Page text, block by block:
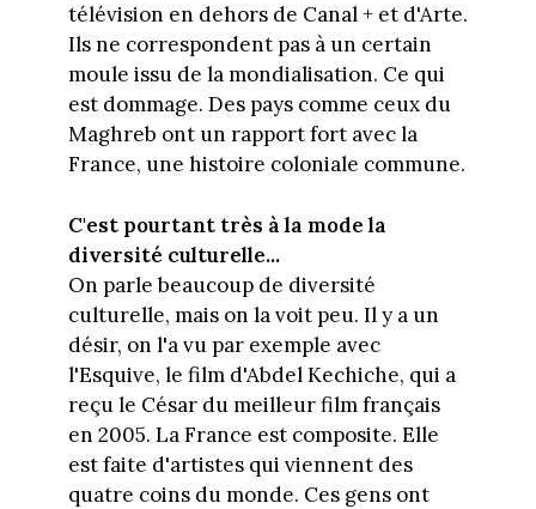
télévision en dehors de Canal + et d'Arte.
Ils ne correspondent pas à un certain
moule issu de la mondialisation. Ce qui
est dommage. Des pays comme ceux du
Maghreb ont un rapport fort avec la
France, une histoire coloniale commune.
C'est pourtant très à la mode la
diversité culturelle...
On parle beaucoup de diversité
culturelle, mais on la voit peu. Il y a un
désir, on l'a vu par exemple avec
l'Esquive, le film d'Abdel Kechiche, qui a
reçu le César du meilleur film français
en 2005. La France est composite. Elle
est faite d'artistes qui viennent des
quatre coins du monde. Ces gens ont